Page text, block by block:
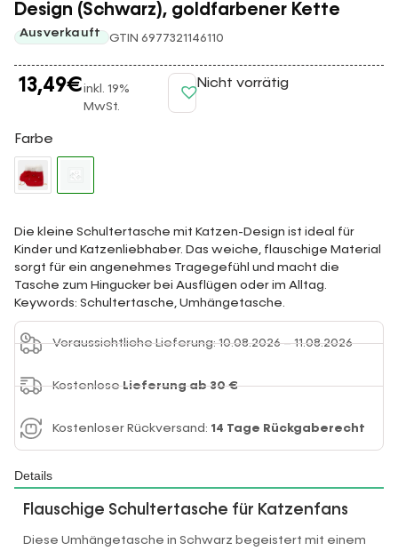
Design (Schwarz), goldfarbener Kette
Ausverkauft GTIN 6977321146110
13,49€inkl. 19%
MwSt.
Nicht vorrätig
Farbe
Die kleine Schultertasche mit Katzen-Design ist ideal für
Kinder und Katzenliebhaber. Das weiche, flauschige Material
sorgt für ein angenehmes Tragegefühl und macht die
Tasche zum Hingucker bei Ausflügen oder im Alltag.
Keywords: Schultertasche, Umhängetasche.
Voraussichtliche Lieferung: 10.08.2026 – 11.08.2026
KostenloseLieferung ab 30 €
Kostenloser Rückversand: 14 Tage Rückgaberecht
Details
Flauschige Schultertasche für Katzenfans
Diese Umhängetasche in Schwarz begeistert mit einem